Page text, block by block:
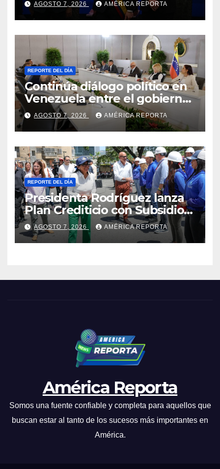
2026-2030
AGOSTO 7, 2026 AMÉRICA REPORTA
REPORTE DEL DÍA
Continúa diálogo político en
Venezuela entre el gobierno
y la oposición
AGOSTO 7, 2026 AMÉRICA REPORTA
REPORTE DEL DÍA
Presidenta Rodríguez lanza
Plan Crediticio con Subsidio
Directo en encuentro con
Juntas de Condominio
AGOSTO 7, 2026 AMÉRICA REPORTA
América Reporta
Somos una fuente confiable y completa para aquellos que
buscan estar al tanto de los sucesos más importantes en
América.